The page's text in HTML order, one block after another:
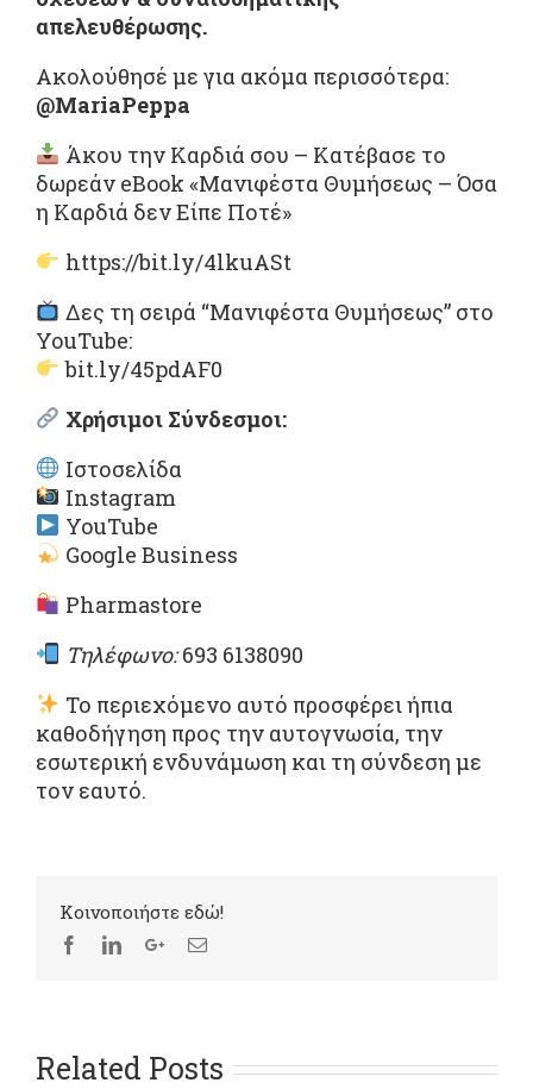
απελευθέρωσης.
Ακολούθησέ με για ακόμα περισσότερα:
@MariaPeppa
Άκου την Καρδιά σου – Κατέβασε το
δωρεάν eBook «Μανιφέστα Θυμήσεως – Όσα
η Καρδιά δεν Είπε Ποτέ»
https://bit.ly/4lkuASt
Δες τη σειρά “Μανιφέστα Θυμήσεως” στο
YouTube:
bit.ly/45pdAF0
Χρήσιμοι Σύνδεσμοι:
Ιστοσελίδα
Instagram
YouTube
Google Business
Pharmastore
Τηλέφωνο:693 6138090
Το περιεχόμενο αυτό προσφέρει ήπια
καθοδήγηση προς την αυτογνωσία, την
εσωτερική ενδυνάμωση και τη σύνδεση με
τον εαυτό.
Kοινοποιήστε εδώ!
Related Posts